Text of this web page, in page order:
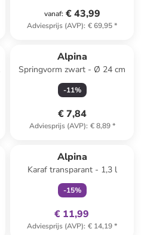
vanaf: € 43,99
Adviesprijs (AVP): € 69,95*
Alpina
Springvorm zwart - Ø 24 cm
-11%
€ 7,84
Adviesprijs (AVP): € 8,89*
Alpina
Karaf transparant - 1,3 l
-15%
€ 11,99
Adviesprijs (AVP): € 14,19*